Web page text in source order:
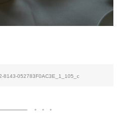
8143-052783F0AC3E_1_105_c